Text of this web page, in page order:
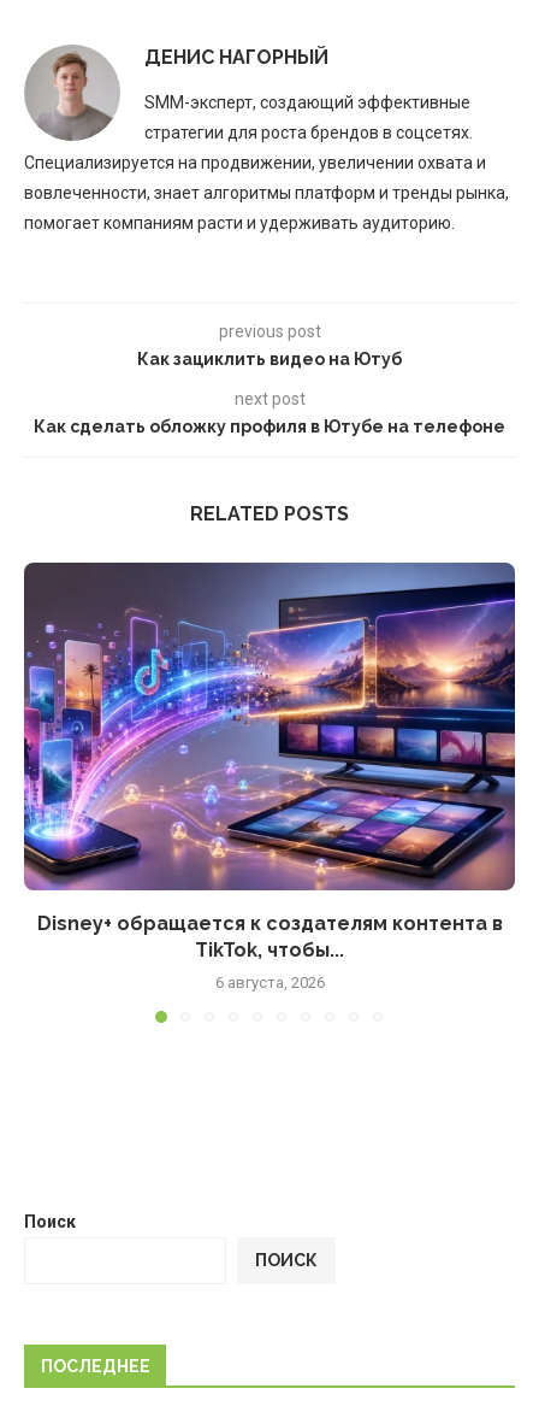
ДЕНИС НАГОРНЫЙ
SMM-эксперт, создающий эффективные
стратегии для роста брендов в соцсетях.
Специализируется на продвижении, увеличении охвата и
вовлеченности, знает алгоритмы платформ и тренды рынка,
помогает компаниям расти и удерживать аудиторию.
previous post
Как зациклить видео на Ютуб
next post
Как сделать обложку профиля в Ютубе на телефоне
RELATED POSTS
Disney+ обращается к создателям контента в
TikTok, чтобы...
6 августа, 2026
Поиск
ПОИСК
ПОСЛЕДНЕЕ